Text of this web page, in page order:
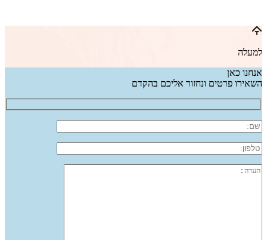
למעלה
אנחנו כאן
השאירו פרטים ונחזור אליכם בהקדם